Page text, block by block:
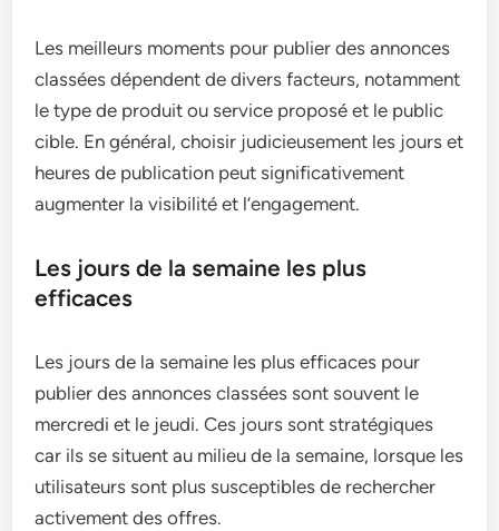
Les meilleurs moments pour publier des annonces
classées dépendent de divers facteurs, notamment
le type de produit ou service proposé et le public
cible. En général, choisir judicieusement les jours et
heures de publication peut significativement
augmenter la visibilité et l’engagement.
Les jours de la semaine les plus
efficaces
Les jours de la semaine les plus efficaces pour
publier des annonces classées sont souvent le
mercredi et le jeudi. Ces jours sont stratégiques
car ils se situent au milieu de la semaine, lorsque les
utilisateurs sont plus susceptibles de rechercher
activement des offres.